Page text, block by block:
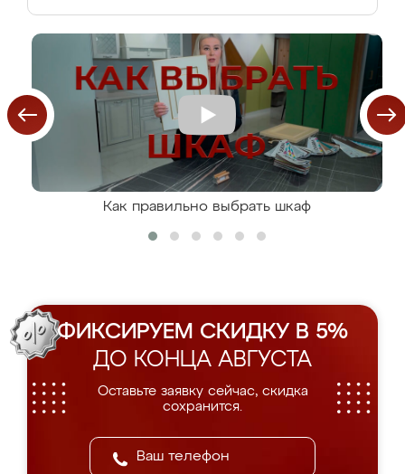
Как правильно выбрать шкаф
ФИКСИРУЕМ СКИДКУ В 5%
ДО КОНЦА АВГУСТА
Оставьте заявку сейчас, скидка
сохранится.